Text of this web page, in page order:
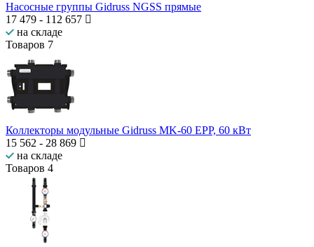
Насосные группы Gidruss NGSS прямые
17 479 - 112 657
на складе
Товаров 7
Коллекторы модульные Gidruss MK-60 EPP, 60 кВт
15 562 - 28 869
на складе
Товаров 4